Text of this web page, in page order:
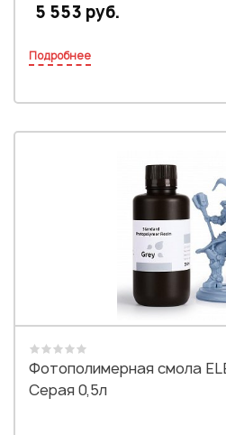
5 553 руб.
Подробнее
Фотополимерная смола
Серая 0,5л